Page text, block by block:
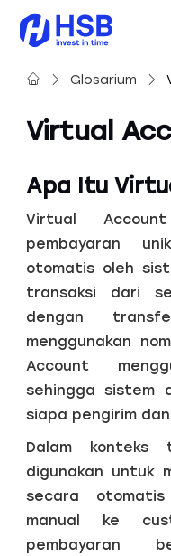
Glosarium
Virtual
Apa Itu
Virtual
pembayaran
otomatis oleh
transaksi dari
dengan
menggunakan
Account
sehingga sistem
siapa pengirim
Dalam konteks
digunakan untuk
secara
manual ke
pembayaran